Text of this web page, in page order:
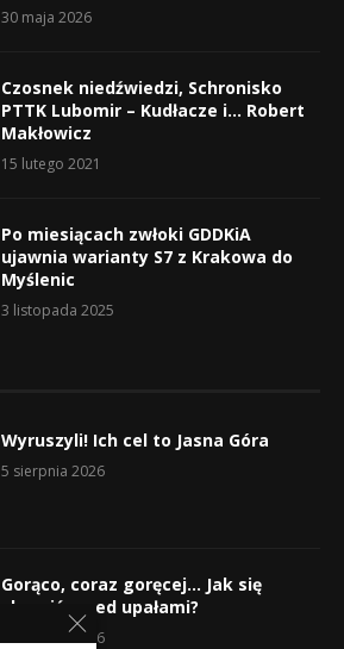
30 maja 2026
Czosnek niedźwiedzi, Schronisko
PTTK Lubomir – Kudłacze i… Robert
Makłowicz
15 lutego 2021
Po miesiącach zwłoki GDDKiA
ujawnia warianty S7 z Krakowa do
Myślenic
3 listopada 2025
Wyruszyli! Ich cel to Jasna Góra
5 sierpnia 2026
Gorąco, coraz goręcej… Jak się
chronić przed upałami?
4 sierpnia 2026